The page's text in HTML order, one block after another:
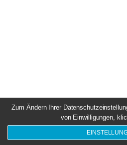
Zum Ändern Ihrer
von Einwilligungen,